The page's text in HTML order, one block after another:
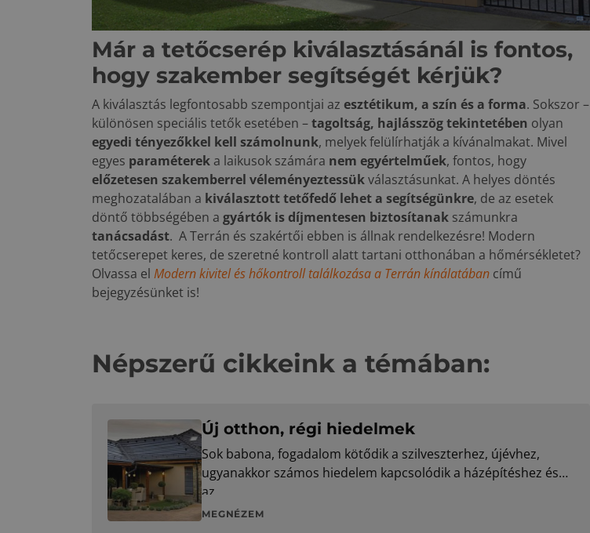
Már a tetőcserép kiválasztásánál is fontos,
hogy szakember segítségét kérjük?
A kiválasztás legfontosabb szempontjai az esztétikum, a szín és a forma. Sokszor –
különösen speciális tetők esetében –tagoltság, hajlásszög tekintetében olyan
egyedi tényezőkkel kell számolnunk, melyek felülírhatják a kívánalmakat. Mivel
egyes paraméterek a laikusok számára nem egyértelműek, fontos, hogy
előzetesen szakemberrel véleményeztessükválasztásunkat. A helyes döntés
meghozatalában a kiválasztott tetőfedő lehet a segítségünkre, de az esetek
döntő többségében a gyártók is díjmentesen biztosítanak számunkra
tanácsadást. A Terrán és szakértői ebben is állnak rendelkezésre! Modern
tetőcserepet keres, de szeretné kontroll alatt tartani otthonában a hőmérsékletet?
Olvassa el Modern kivitel és hőkontroll találkozása a Terrán kínálatában című
bejegyzésünket is!
Népszerű cikkeink a témában:
Új otthon, régi hiedelmek
Sok babona, fogadalom kötődik a szilveszterhez, újévhez,
ugyanakkor számos hiedelem kapcsolódik a házépítéshez és
az
MEGNÉZEM